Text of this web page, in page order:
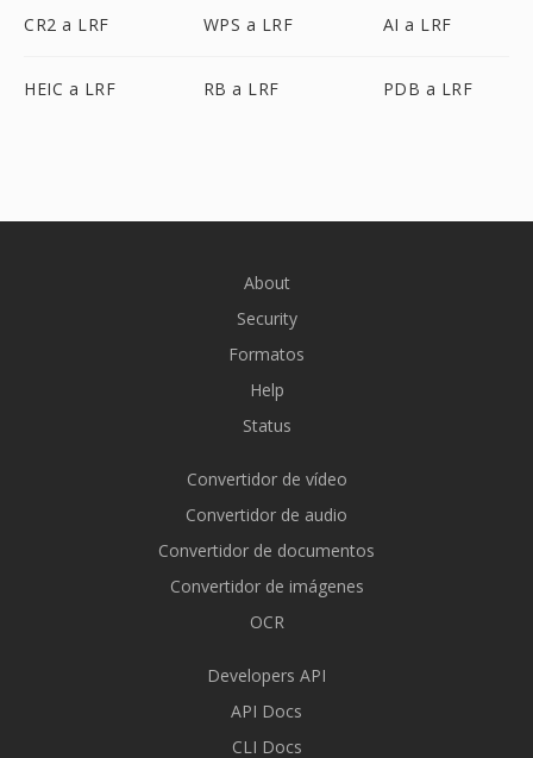
CR2 a LRF WPS a LRF AI a LRF
HEIC a LRF RB a LRF PDB a LRF
About
Security
Formatos
Help
Status
Convertidor de vídeo
Convertidor de audio
Convertidor de documentos
Convertidor de imágenes
OCR
Developers API
API Docs
CLI Docs